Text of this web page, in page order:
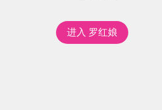
进入 罗红娘